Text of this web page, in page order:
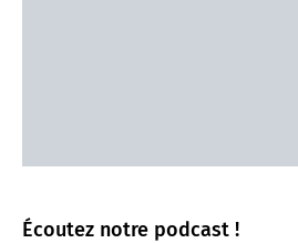
Écoutez notre podcast !